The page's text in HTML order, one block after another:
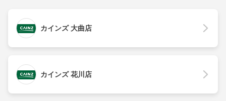
カインズ 大曲店
カインズ 花川店